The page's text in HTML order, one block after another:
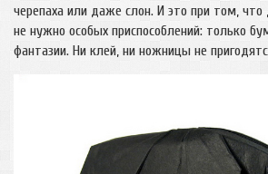
черепаха или даже слон. И это при том, что
не нужно особых приспособлений: только
фантазии. Ни клей, ни ножницы не